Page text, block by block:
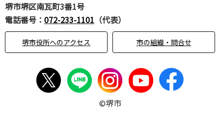
堺市堺区南瓦町3番1号
電話番号： 072-233-1101 （代表）
堺市役所へのアクセス 市の組織・問合せ
©堺市